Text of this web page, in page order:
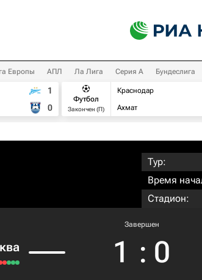
Европы АПЛ Ла Лига Серия А Бундеслига
1
0
Футбол
Закончен (П)
Краснодар
Ахмат
Тур:
Время
Стадион:
Завершен
1 : 0